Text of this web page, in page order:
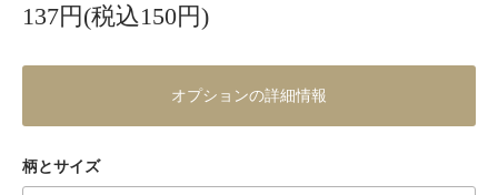
137円(税込150円)
オプションの詳細情報
柄とサイズ